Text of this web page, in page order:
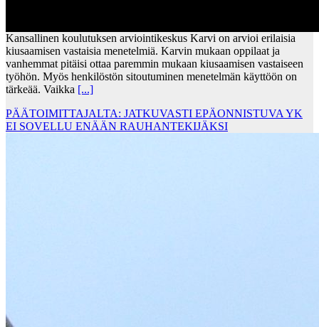
Kansallinen koulutuksen arviointikeskus Karvi on arvioi erilaisia
kiusaamisen vastaisia menetelmiä. Karvin mukaan oppilaat ja
vanhemmat pitäisi ottaa paremmin mukaan kiusaamisen vastaiseen
työhön. Myös henkilöstön sitoutuminen menetelmän käyttöön on
tärkeää. Vaikka [...]
PÄÄTOIMITTAJALTA: JATKUVASTI EPÄONNISTUVA YK
EI SOVELLU ENÄÄN RAUHANTEKIJÄKSI